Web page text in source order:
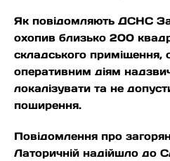
Як повідомляють ДСНС
охопив близько 200
складського приміщення,
оперативним діям
локалізувати та не
поширення.
Повідомлення про
Латоричній надійшло до